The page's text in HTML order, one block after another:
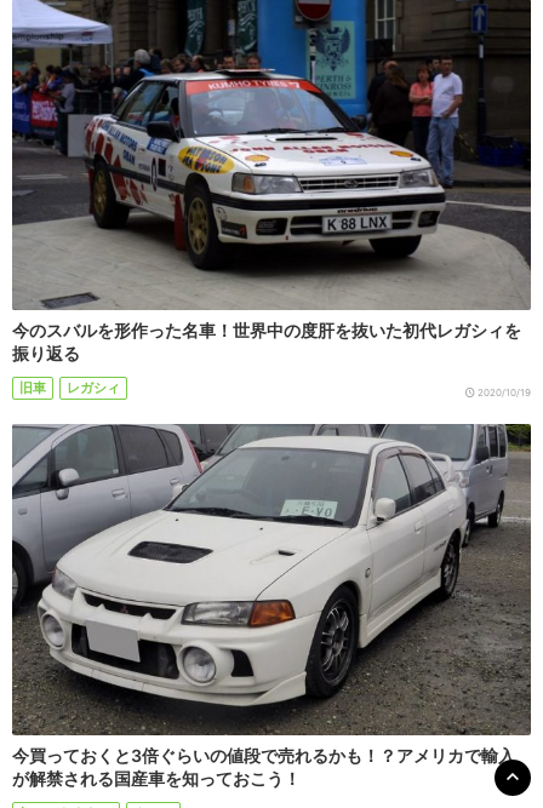
今のスバルを形作った名車！世界中の度肝を抜いた初代レガシィを
振り返る
旧車 レガシィ 2020/10/19
今買っておくと3倍ぐらいの値段で売れるかも！？アメリカで輸入
が解禁される国産車を知っておこう！